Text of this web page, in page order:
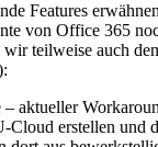
Features
von Office 365
teilweise auch
aktueller
Cloud erstellen und